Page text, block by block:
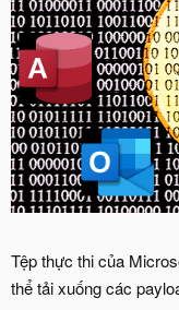
Tệp thực thi của
thể tải xuống các